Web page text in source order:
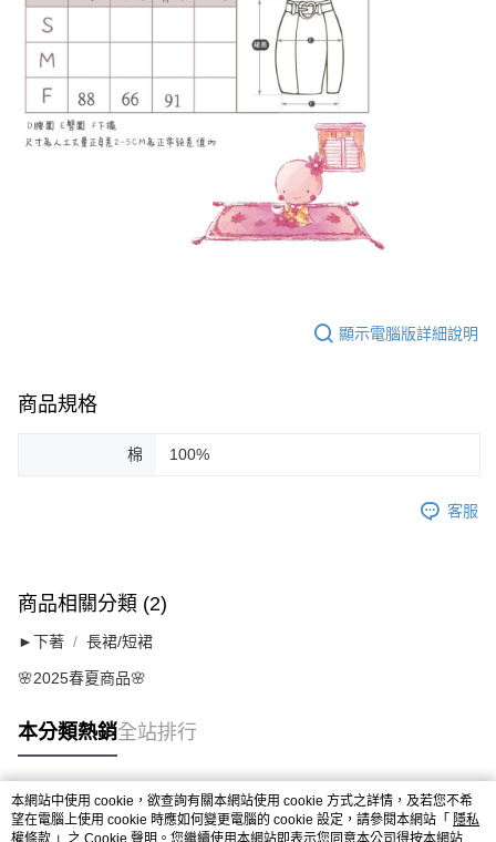
顯示電腦版詳細說明
商品規格
棉 100%
客服
商品相關分類 (2)
►下著 長裙/短裙
🌸2025春夏商品🌸
本分類熱銷全站排行
熱門標籤
本網站中使用 cookie，欲查詢有關本網站使用 cookie 方式之詳情，及若您不希
望在電腦上使用 cookie 時應如何變更電腦的 cookie 設定，請參閱本網站「 隱私
權條款 」之 Cookie 聲明。您繼續使用本網站即表示您同意本公司得按本網站使